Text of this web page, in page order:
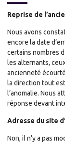
Reprise de
Nous avons
encore la date
certains nombres
les alternants,
ancienneté
la direction tout
l’anomalie. Nous
réponse devant
Adresse du site
Non, il n’y a pas